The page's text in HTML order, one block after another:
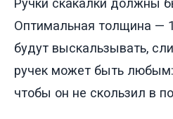
Оптимальная толщина —
будут выскальзывать,
ручек может быть любым:
чтобы он не скользил в